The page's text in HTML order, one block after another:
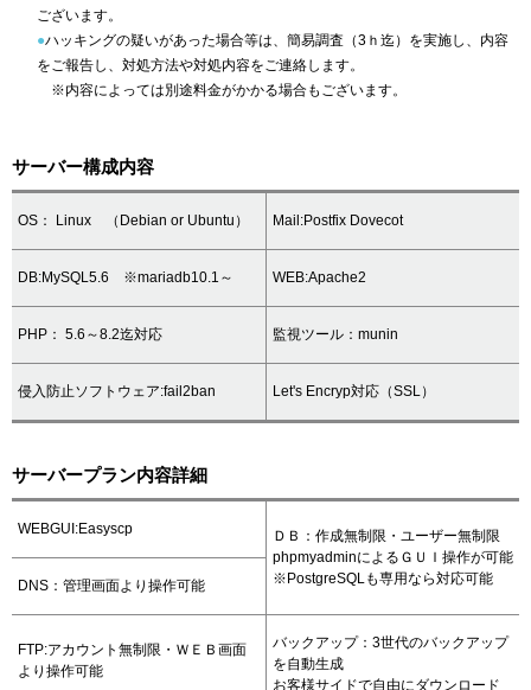
ございます。
●ハッキングの疑いがあった場合等は、簡易調査（3ｈ迄）を実施し、内容
をご報告し、対処方法や対処内容をご連絡します。
※内容によっては別途料金がかかる場合もございます。
サーバー構成内容
OS： Linux （Debian or Ubuntu） Mail:Postfix Dovecot
DB:MySQL5.6 ※mariadb10.1～ WEB:Apache2
PHP： 5.6～8.2迄対応 監視ツール：munin
侵入防止ソフトウェア:fail2ban Let's Encryp対応（SSL）
サーバープラン内容詳細
WEBGUI:Easyscp
ＤＢ：作成無制限・ユーザー無制限
phpmyadminによるＧＵＩ操作が可能
※PostgreSQLも専用なら対応可能
DNS：管理画面より操作可能
FTP:アカウント無制限・ＷＥＢ画面
より操作可能
バックアップ：3世代のバックアップ
を自動生成
お客様サイドで自由にダウンロード